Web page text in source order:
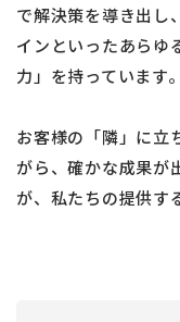
で解決策を導き出し
インといったあらゆ
力」を持っています。
お客様の「隣」に立
がら、確かな成果が
が、私たちの提供す